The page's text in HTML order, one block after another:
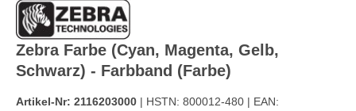
Zebra Farbe (Cyan, Magenta, Gelb,
Schwarz) - Farbband (Farbe)
Artikel-Nr: 2116203000 | HSTN: 800012-480 | EAN: